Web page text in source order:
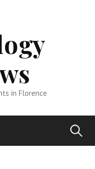
in Florence
Search